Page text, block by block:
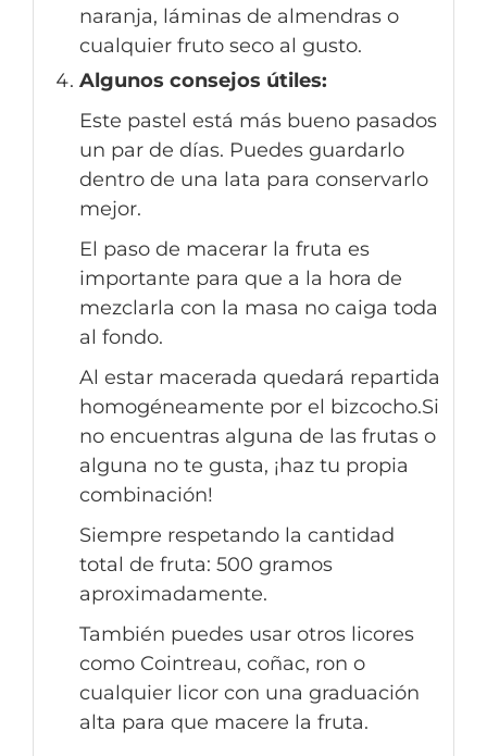
naranja, láminas de almendras o
cualquier fruto seco al gusto.
Algunos consejos útiles:
Este pastel está más bueno pasados
un par de días. Puedes guardarlo
dentro de una lata para conservarlo
mejor.
El paso de macerar la fruta es
importante para que a la hora de
mezclarla con la masa no caiga toda
al fondo.
Al estar macerada quedará repartida
homogéneamente por el bizcocho.Si
no encuentras alguna de las frutas o
alguna no te gusta, ¡haz tu propia
combinación!
Siempre respetando la cantidad
total de fruta: 500 gramos
aproximadamente.
También puedes usar otros licores
como Cointreau, coñac, ron o
cualquier licor con una graduación
alta para que macere la fruta.